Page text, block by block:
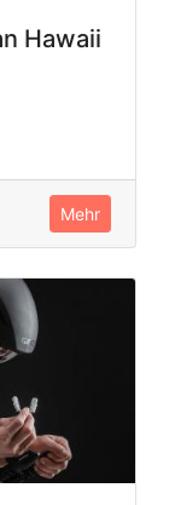
Hawaii
Mehr